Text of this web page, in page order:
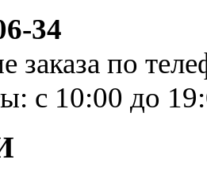
34
заказа по
с 10:00 до